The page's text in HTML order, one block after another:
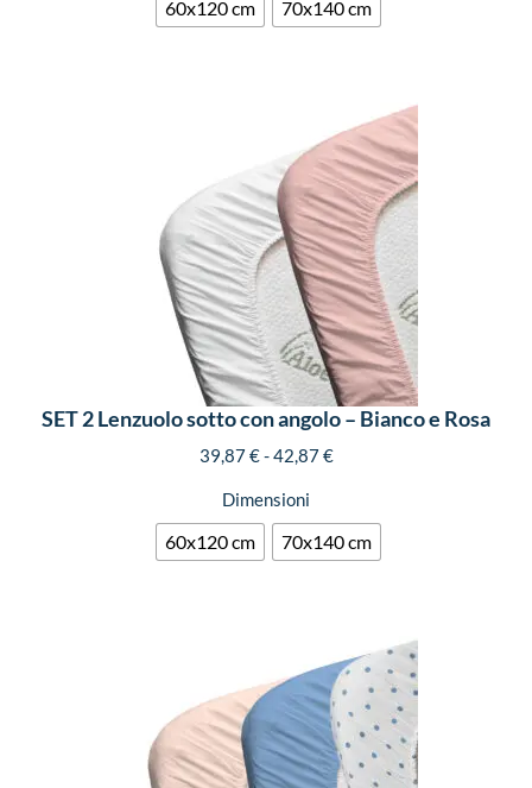
60x120 cm 70x140 cm
SET 2 Lenzuolo sotto con angolo – Bianco e Rosa
39,87€-42,87€
Dimensioni
60x120 cm 70x140 cm